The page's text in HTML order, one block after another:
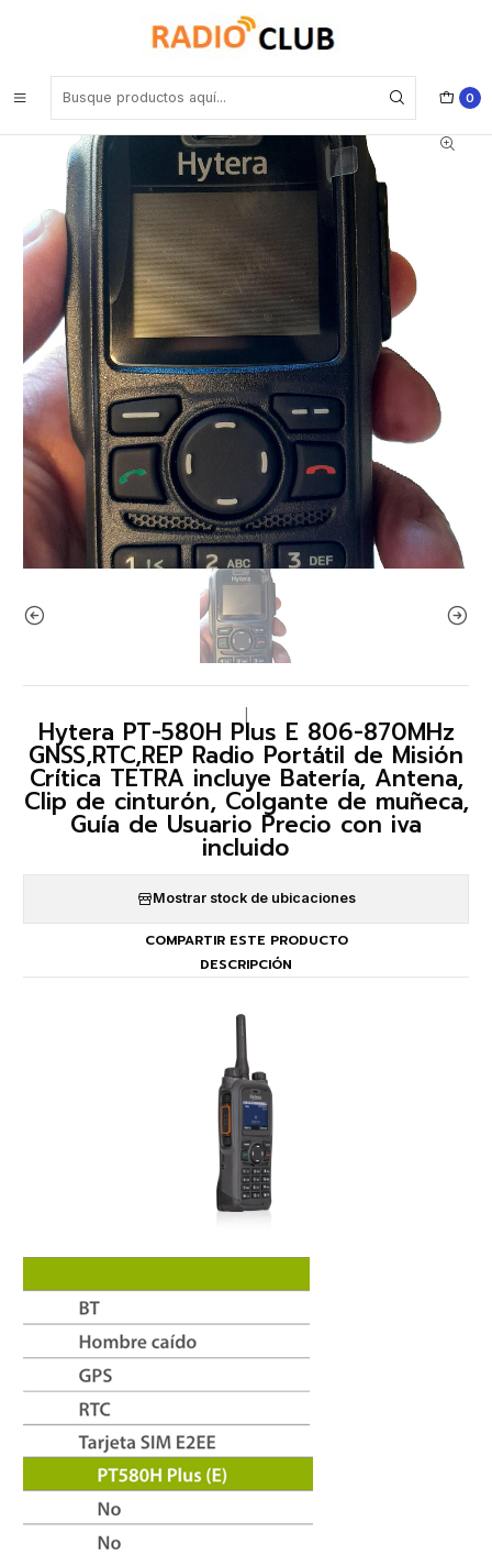
0
Hytera PT-580H Plus E 806-870MHz GNSS,RTC,REP Radio Portátil
de Misión Crítica TETRA incluye Batería, Antena, Clip de cinturón,
Hytera PT-580H Plus E 806-870MHz
GNSS,RTC,REP Radio Portátil de Misión
Crítica TETRA incluye Batería, Antena,
Clip de cinturón, Colgante de muñeca,
Guía de Usuario Precio con iva
incluido
Mostrar stock de ubicaciones
COMPARTIR ESTE PRODUCTO
DESCRIPCIÓN